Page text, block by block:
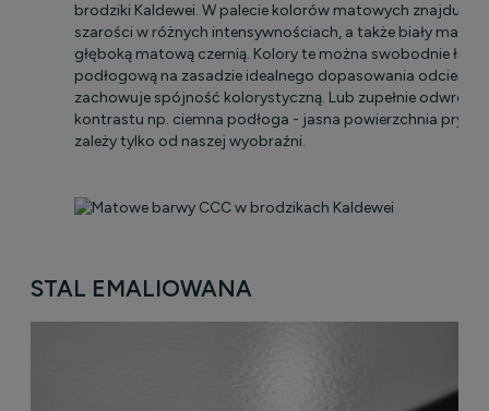
brodziki Kaldewei. W palecie kolorów matowych znajdują
szarości w różnych intensywnościach, a także biały
głęboką matową czernią. Kolory te można swobodnie
podłogową na zasadzie idealnego dopasowania odcieniu,
zachowuje spójność kolorystyczną. Lub zupełnie
kontrastu np. ciemna podłoga - jasna powierzchnia
zależy tylko od naszej wyobraźni.
STAL EMALIOWANA